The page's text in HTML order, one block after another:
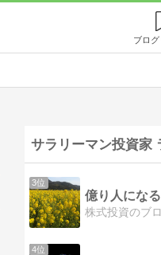
ブログ
サラリーマン投資家
3位
億り人にな
4位